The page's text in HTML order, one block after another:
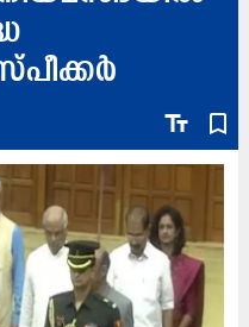
text_fields bookmark_border